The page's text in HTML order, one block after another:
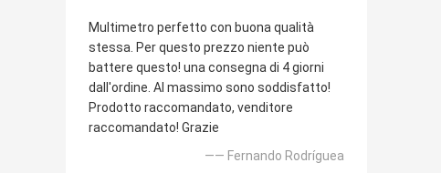
Multimetro perfetto con buona qualità
stessa. Per questo prezzo niente può
battere questo! una consegna di 4 giorni
dall'ordine. Al massimo sono soddisfatto!
Prodotto raccomandato, venditore
raccomandato! Grazie
—— Fernando Rodríguea